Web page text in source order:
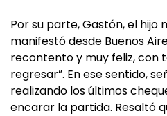
Por su parte, Gastón, el hijo
manifestó desde Buenos
recontento y muy feliz, con
regresar”. En ese sentido,
realizando los últimos
encarar la partida. Resaltó